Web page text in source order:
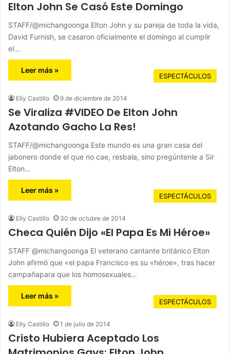
Elton John Se Casó Este Domingo
STAFF/@michangoonga Elton John y su pareja de toda la vida,
David Furnish, se casaron oficialmente el domingo al cumplir
el…
Leer más »
ESPECTÁCULOS
Elly Castillo 9 de diciembre de 2014
Se Viraliza #VIDEO De Elton John
Azotando Gacho La Res!
STAFF/@michangoonga Este mundo es una gran casa del
jabonero donde el que no cae, resbala, sino pregúntenle a Sir
Elton…
Leer más »
ESPECTÁCULOS
Elly Castillo 30 de octubre de 2014
Checa Quién Dijo «El Papa Es Mi Héroe»
STAFF @michangoonga El veterano cantante británico Elton
John afirmó que «el papa Francisco es su «héroe», tras hacer
campañapara que los homosexuales…
Leer más »
ESPECTÁCULOS
Elly Castillo 1 de julio de 2014
Cristo Hubiera Aceptado Los